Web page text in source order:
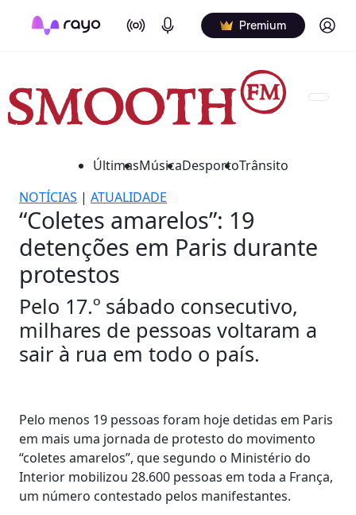
On Air Podcasts Premium Log in
ÚltimasMúsicaDesportoTrânsito
NOTÍCIAS | ATUALIDADE
“Coletes amarelos”: 19
detenções em Paris durante
protestos
Pelo 17.º sábado consecutivo,
milhares de pessoas voltaram a
sair à rua em todo o país.
Pelo menos 19 pessoas foram hoje detidas em Paris
em mais uma jornada de protesto do movimento
“coletes amarelos”, que segundo o Ministério do
Interior mobilizou 28.600 pessoas em toda a França,
um número contestado pelos manifestantes.